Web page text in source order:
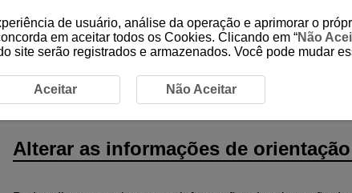
de orientação do vídeo
Alterar as informações de
de usuário, análise da operação e aprimorar o
em aceitar todos os Cookies. Clicando em “Não
site serão registrados e armazenados. Você pode mudar
Aceitar Não Aceitar